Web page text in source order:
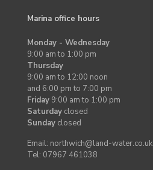
Marina office hours
Monday - Wednesday
9:00 am to 1:00 pm
Thursday
9:00 am to 12:00 noon
and 6:00 pm to 7:00 pm
Friday 9:00 am to 1:00 pm
Saturday closed
Sunday closed
Email: northwich@land-water.co.uk
Tel: 07967 461038